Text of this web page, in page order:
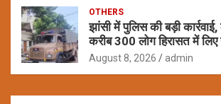
OTHERS
झांसी में पुलिस की बड़ी
करीब 300 लोग हिरासत में लिए
August 8, 2026 admin